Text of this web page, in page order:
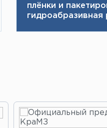
плёнки и
гидроабразивная